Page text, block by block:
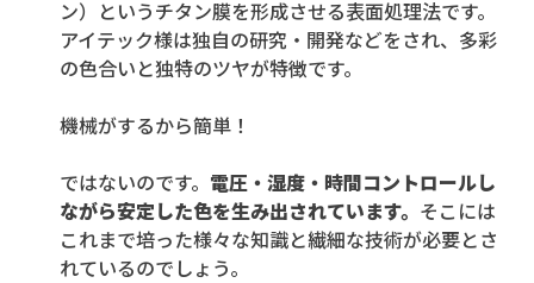
ン）というチタン膜を形成させる表面処理法です。
アイテック様は独自の研究・開発などをされ、多彩
の色合いと独特のツヤが特徴です。
機械がするから簡単！
ではないのです。 電圧・湿度・時間コントロールし
ながら安定した色を生み出されています。 そこには
これまで培った様々な知識と繊細な技術が必要とさ
れているのでしょう。